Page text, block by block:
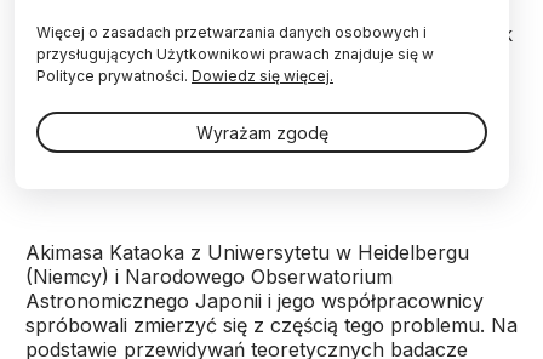
nie jest dokładnie znany. Jedną z większych zagadek
jest to, w jaki sposób małe ziarna pyłu o rozmiarach
1 mikrometra łączą się ze sobą, aby ostatecznie
stworzyć globy o średnicach nawet 10 tys.
kilometrów. Sprawę utrudnia fakt, iż wcale nie jest
prosto zmierzyć rozmiary ziaren pyłu w odległym
Akimasa Kataoka z Uniwersytetu w Heidelbergu
(Niemcy) i Narodowego Obserwatorium
Astronomicznego Japonii i jego współpracownicy
spróbowali zmierzyć się z częścią tego problemu. Na
podstawie przewidywań teoretycznych badacze
Więcej o zasadach przetwarzania danych osobowych i
przysługujących Użytkownikowi prawach znajduje się w
Polityce prywatności. Dowiedz się więcej.
Wyrażam zgodę